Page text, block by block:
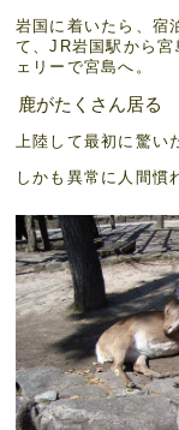
岩国に着いたら、宿
て、JR岩国駅から
ェリーで宮島へ。
鹿がたくさん居る
上陸して最初に驚い
しかも異常に人間慣